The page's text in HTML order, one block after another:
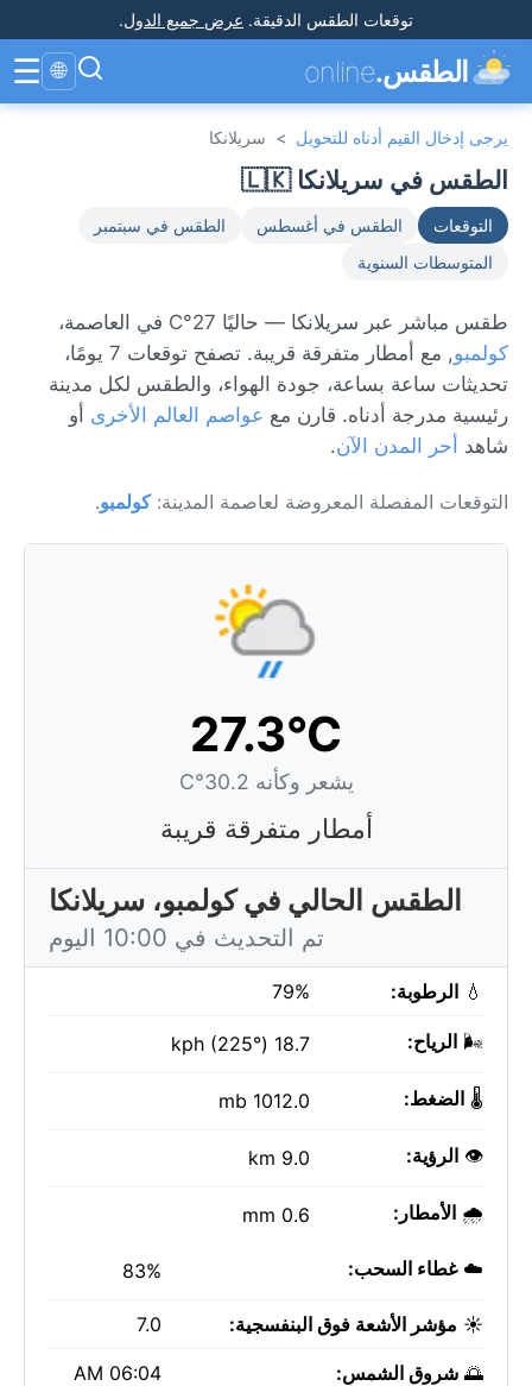
توقعات الطقس الدقيقة. عرض جميع الدول.
الطقس.online
🌐
☰
يرجى إدخال القيم أدناه للتحويل > سريلانكا
الطقس في سريلانكا 🇱🇰
التوقعات الطقس في أغسطس
الطقس في سبتمبر
المتوسطات السنوية
طقس مباشر عبر سريلانكا — حاليًا 27°C في العاصمة،
كولمبو
, مع أمطار متفرقة قريبة. تصفح توقعات 7 يومًا،
تحديثات ساعة بساعة، جودة الهواء، والطقس لكل مدينة
رئيسية مدرجة أدناه. قارن مع عواصم العالم الأخرى أو
شاهد أحر المدن الآن.
التوقعات المفصلة المعروضة لعاصمة المدينة:كولمبو.
27.3°C
يشعر وكأنه 30.2°C
أمطار متفرقة قريبة
الطقس الحالي في كولمبو، سريلانكا
تم التحديث في 10:00 اليوم
💧 الرطوبة: 79%
🌬️ الرياح: 18.7 kph (225°)
🌡️ الضغط: 1012.0 mb
👁️ الرؤية: 9.0 km
🌧️ الأمطار: 0.6 mm
☁️غطاء السحب: 83%
☀️ مؤشر الأشعة فوق البنفسجية: 7.0
🌅 شروق الشمس: 06:04 AM